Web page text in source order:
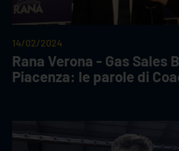
14/02/2024
Rana Verona - Gas Sales
Piacenza: le parole di